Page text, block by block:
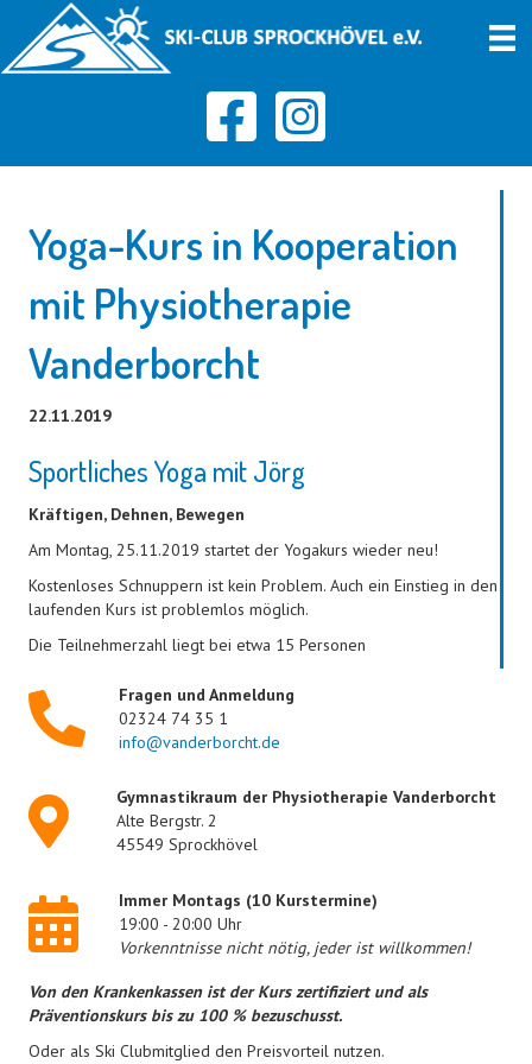
Yoga-Kurs in Kooperation
mit Physiotherapie
Vanderborcht
22.11.2019
Sportliches Yoga mit Jörg
Kräftigen, Dehnen, Bewegen
Am Montag, 25.11.2019 startet der Yogakurs wieder neu!
Kostenloses Schnuppern ist kein Problem. Auch ein Einstieg in den
laufenden Kurs ist problemlos möglich.
Die Teilnehmerzahl liegt bei etwa 15 Personen
Fragen und Anmeldung
02324 74 35 1
info@vanderborcht.de
Gymnastikraum der Physiotherapie Vanderborcht
Alte Bergstr. 2
45549 Sprockhövel
Immer Montags (10 Kurstermine)
19:00 - 20:00 Uhr
Vorkenntnisse nicht nötig, jeder ist willkommen!
Von den Krankenkassen ist der Kurs zertifiziert und als
Präventionskurs bis zu 100 % bezuschusst.
Oder als Ski Clubmitglied den Preisvorteil nutzen.